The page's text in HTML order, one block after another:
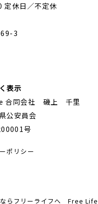
定休日／不定休
3
表示
合同会社 磯上 千里
公安員会
号
ポリシー
ならフリーライフへ Free